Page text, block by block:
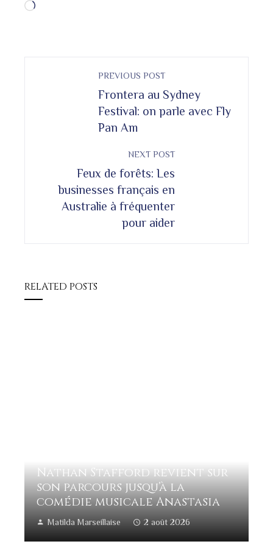
Chargement…
PREVIOUS POST
Frontera au Sydney
Festival: on parle avec Fly
Pan Am
NEXT POST
Feux de forêts: Les
businesses français en
Australie à fréquenter
pour aider
RELATED POSTS
Nathan Stafford revient sur
son parcours jusqu’à la
comédie musicale Anastasia
Matilda Marseillaise 2 août 2026